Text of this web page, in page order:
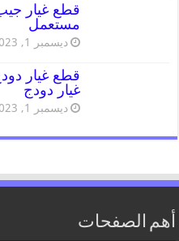
مستعمل
ديسمبر 1, 2023
غيار دودج
ديسمبر 1, 2023
أهم الصفحات